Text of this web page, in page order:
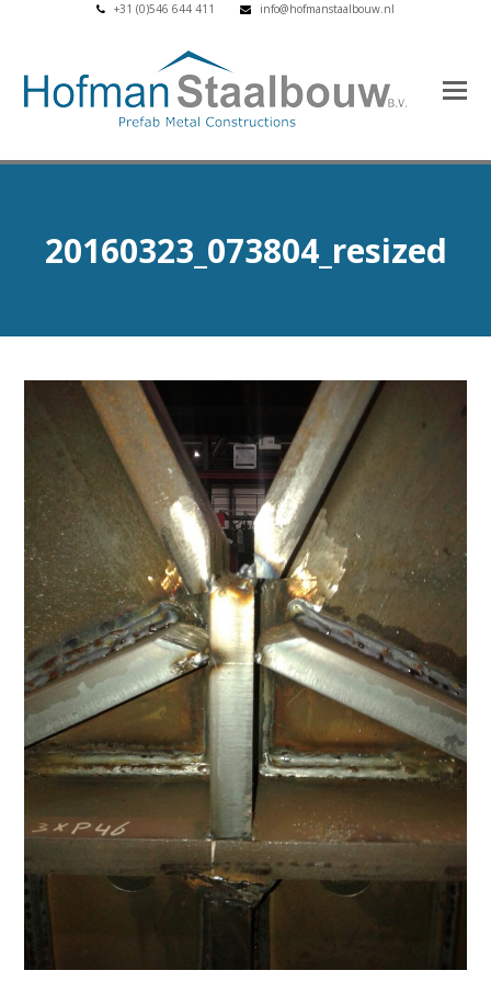
+31 (0)546 644 411 info@hofmanstaalbouw.nl
20160323_073804_resized